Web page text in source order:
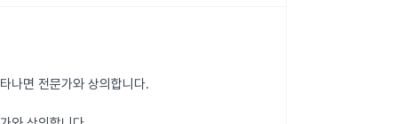
나면 전문가와 상의합니다.